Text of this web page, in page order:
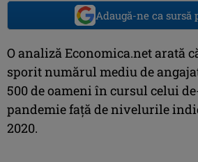
Adaugă-ne ca sursă
O analiză Economica.net arată
sporit numărul mediu de
500 de oameni în cursul celui
pandemie faţă de nivelurile
2020.